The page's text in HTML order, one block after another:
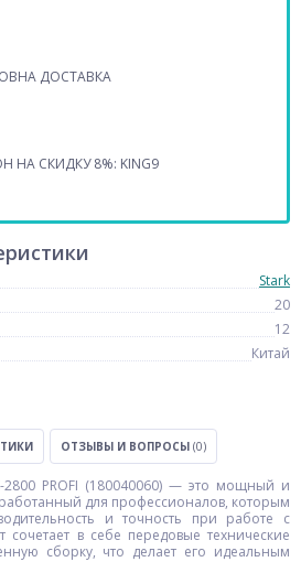
ДОСТАВКА
НА СКИДКУ 8%: KING9
Stark
20
12
Китай
ОТЗЫВЫ И ВОПРОСЫ (0)
2800 PROFI (180040060) — это мощный и
для профессионалов, которым
и точность при работе с
сочетает в себе передовые технические
сборку, что делает его идеальным